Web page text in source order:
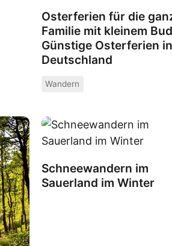
Osterferien für die
Familie mit kleinem
Günstige Osterferien in
Deutschland
Wandern
Schneewandern im
Sauerland im Winter